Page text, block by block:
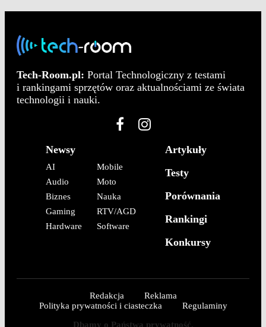
Tech-Room.pl: Portal Technologiczny z testami
i rankingami sprzętów oraz aktualnościami ze świata
technologii i nauki.
Newsy
AI
Audio
Biznes
Gaming
Hardware
Mobile
Moto
Nauka
RTV/AGD
Software
Artykuły
Testy
Porównania
Rankingi
Konkursy
Redakcja
Reklama
Polityka prywatności i ciasteczka
Regulaminy
Dbamy o Państwa prywatność.